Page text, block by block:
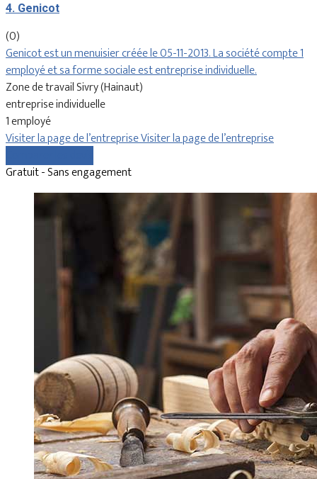
4. Genicot
(0)
Genicot est un menuisier créée le 05-11-2013. La société compte 1
employé et sa forme sociale est entreprise individuelle.
Zone de travail Sivry (Hainaut)
entreprise individuelle
1 employé
Visiter la page de l’entrepriseVisiter la page de l’entreprise
Gratuit - Sans engagement